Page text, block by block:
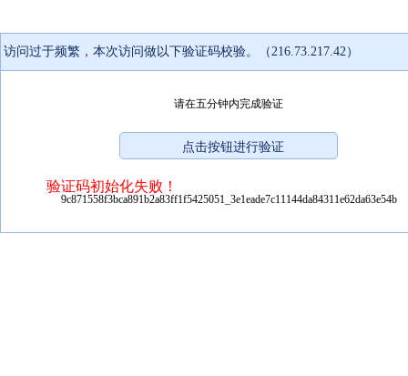
访问过于频繁，本次访问做以下验证码校验。（216.73.217.42）
请在五分钟内完成验证
验证码初始化失败！
9c871558f3bca891b2a83ff1f5425051_3e1eade7c11144da84311e62da63e54b